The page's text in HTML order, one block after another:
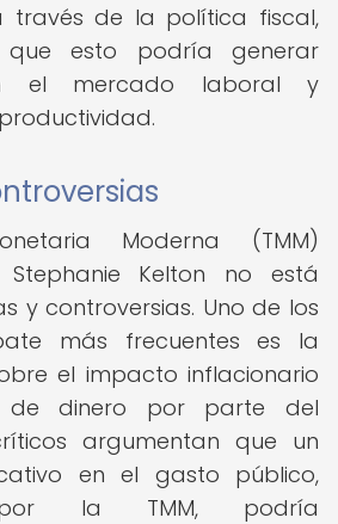
través de la política fiscal,
que esto podría generar
el mercado laboral y
Moderna (TMM)
Kelton no está
y controversias. Uno de los
más frecuentes es la
el impacto inflacionario
de dinero por parte del
argumentan que un
en el gasto público,
por la TMM, podría